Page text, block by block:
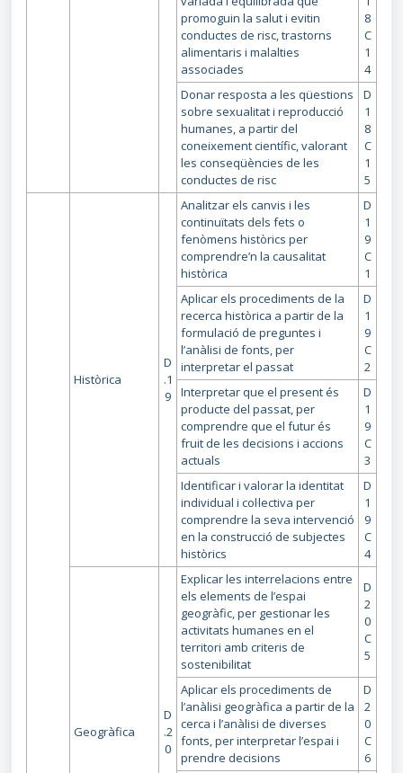
promoguin la salut i evitin
conductes de risc, trastorns
alimentaris i malalties
associades
8
C
1
4
Donar resposta a les qüestions
sobre sexualitat i reproducció
humanes, a partir del
coneixement científic, valorant
les conseqüències de les
conductes de risc
D
1
8
C
1
5
Històrica
D
.1
9
Analitzar els canvis i les
continuïtats dels fets o
fenòmens històrics per
comprendre’n la causalitat
històrica
D
1
9
C
1
Aplicar els procediments de la
recerca històrica a partir de la
formulació de preguntes i
l’anàlisi de fonts, per
interpretar el passat
D
1
9
C
2
Interpretar que el present és
producte del passat, per
comprendre que el futur és
fruit de les decisions i accions
actuals
D
1
9
C
3
Identificar i valorar la identitat
individual i col·lectiva per
comprendre la seva intervenció
en la construcció de subjectes
històrics
D
1
9
C
4
Geogràfica
D
.2
0
Explicar les interrelacions entre
els elements de l’espai
geogràfic, per gestionar les
activitats humanes en el
territori amb criteris de
sostenibilitat
D
2
0
C
5
Aplicar els procediments de
l’anàlisi geogràfica a partir de la
cerca i l’anàlisi de diverses
fonts, per interpretar l’espai i
prendre decisions
D
2
0
C
6